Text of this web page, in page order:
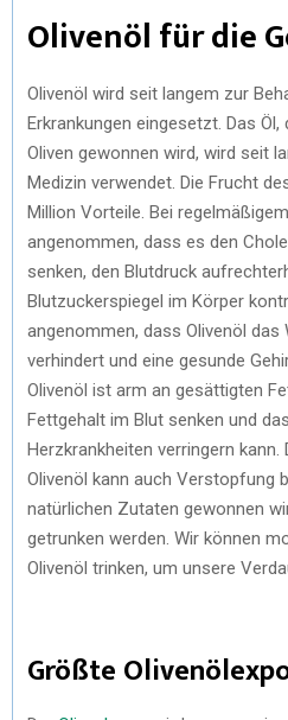
Olivenöl für die
Olivenöl wird seit langem zur
Erkrankungen eingesetzt. Das
Oliven gewonnen wird, wird seit
Medizin verwendet. Die Frucht
Million Vorteile. Bei
angenommen, dass es den
senken, den Blutdruck
Blutzuckerspiegel im Körper
angenommen, dass Olivenöl
verhindert und eine gesunde
Olivenöl ist arm an gesättigten
Fettgehalt im Blut senken und
Herzkrankheiten verringern kann.
Olivenöl kann auch Verstopfung
natürlichen Zutaten gewonnen
getrunken werden. Wir können
Olivenöl trinken, um unsere
Größte